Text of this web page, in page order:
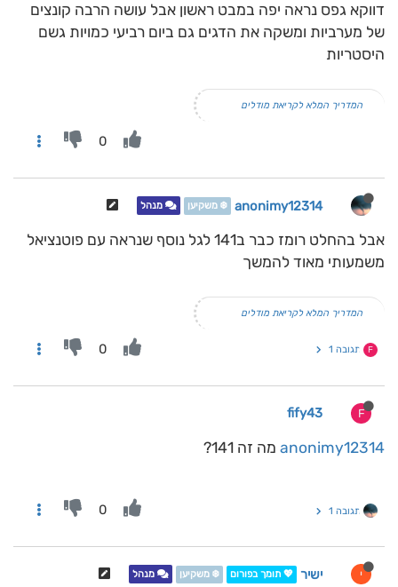
דווקא גפס נראה יפה במבט ראשון אבל עושה הרבה קונצים
של מערביות ומשקה את הדגים גם ביום רביעי כמויות גשם
היסטריות
המדריך המלא לקריאת מודלים
0
anonimy12314 ❄️ משקיען מנהל
אבל בהחלט רומז כבר ב141 לגל נוסף שנראה עם פוטנציאל
משמעותי מאוד להמשך
המדריך המלא לקריאת מודלים
F תגובה 1 0
F
fify43
anonimy12314 מה זה 141?
תגובה 1 0
י ישיר 💖 תומך בפורום ❄️ משקיען מנהל